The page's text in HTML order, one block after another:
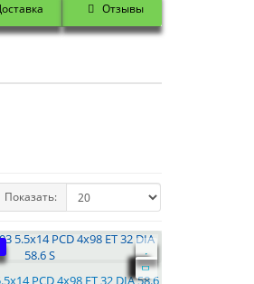
Отзывы
Показать:
PCD 4x98 ET 32 DIA 58.6